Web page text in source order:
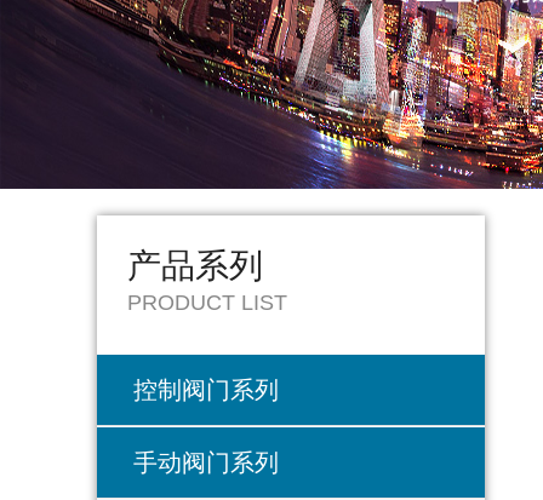
产品系列
PRODUCT LIST
控制阀门系列
手动阀门系列